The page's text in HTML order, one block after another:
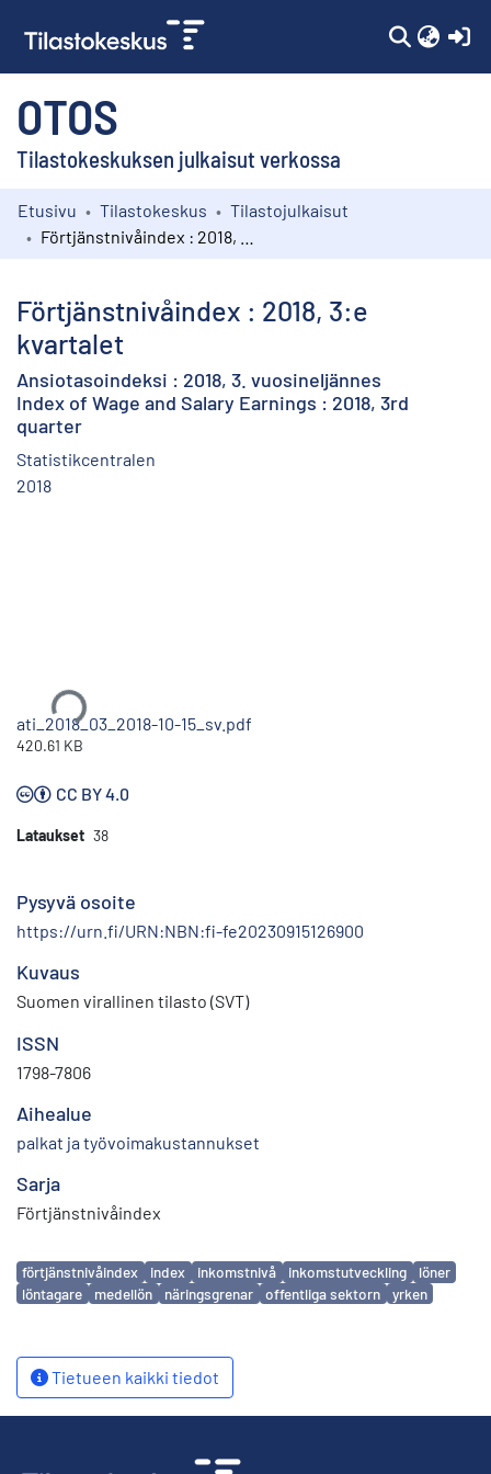
OTOS
Tilastokeskuksen julkaisut verkossa
Kokoelmat
Etusivu Tilastokeskus
Tilastojulkaisut
Förtjänstnivåindex : 2018, 3:e
kvartalet
Ansiotasoindeksi : 2018, 3. vuosineljännes
Index of Wage and Salary Earnings : 2018, 3rd
quarter
Statistikcentralen
2018
ati_2018_03_2018-10-15_sv.pdf
420.61 KB
CC BY 4.0
Lataukset 38
Pysyvä osoite
https://urn.fi/URN:NBN:fi-fe20230915126900
Kuvaus
Suomen virallinen tilasto (SVT)
ISSN
1798-7806
Aihealue
palkat ja työvoimakustannukset
Sarja
Förtjänstnivåindex
Avainsanat
förtjänstnivåindex index inkomstnivå inkomstutveckling
löner
löntagare
medellön näringsgrenar offentliga sektorn yrken
Tietueen kaikki tiedot